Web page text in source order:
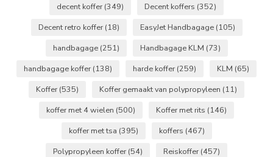
decent koffer (349) Decent koffers (352)
Decent retro koffer (18) EasyJet Handbagage (105)
handbagage (251) Handbagage KLM (73)
handbagage koffer (138) harde koffer (259) KLM (65)
Koffer (535) Koffer gemaakt van polypropyleen (11)
koffer met 4 wielen (500) Koffer met rits (146)
koffer met tsa (395) koffers (467)
Polypropyleen koffer (54) Reiskoffer (457)